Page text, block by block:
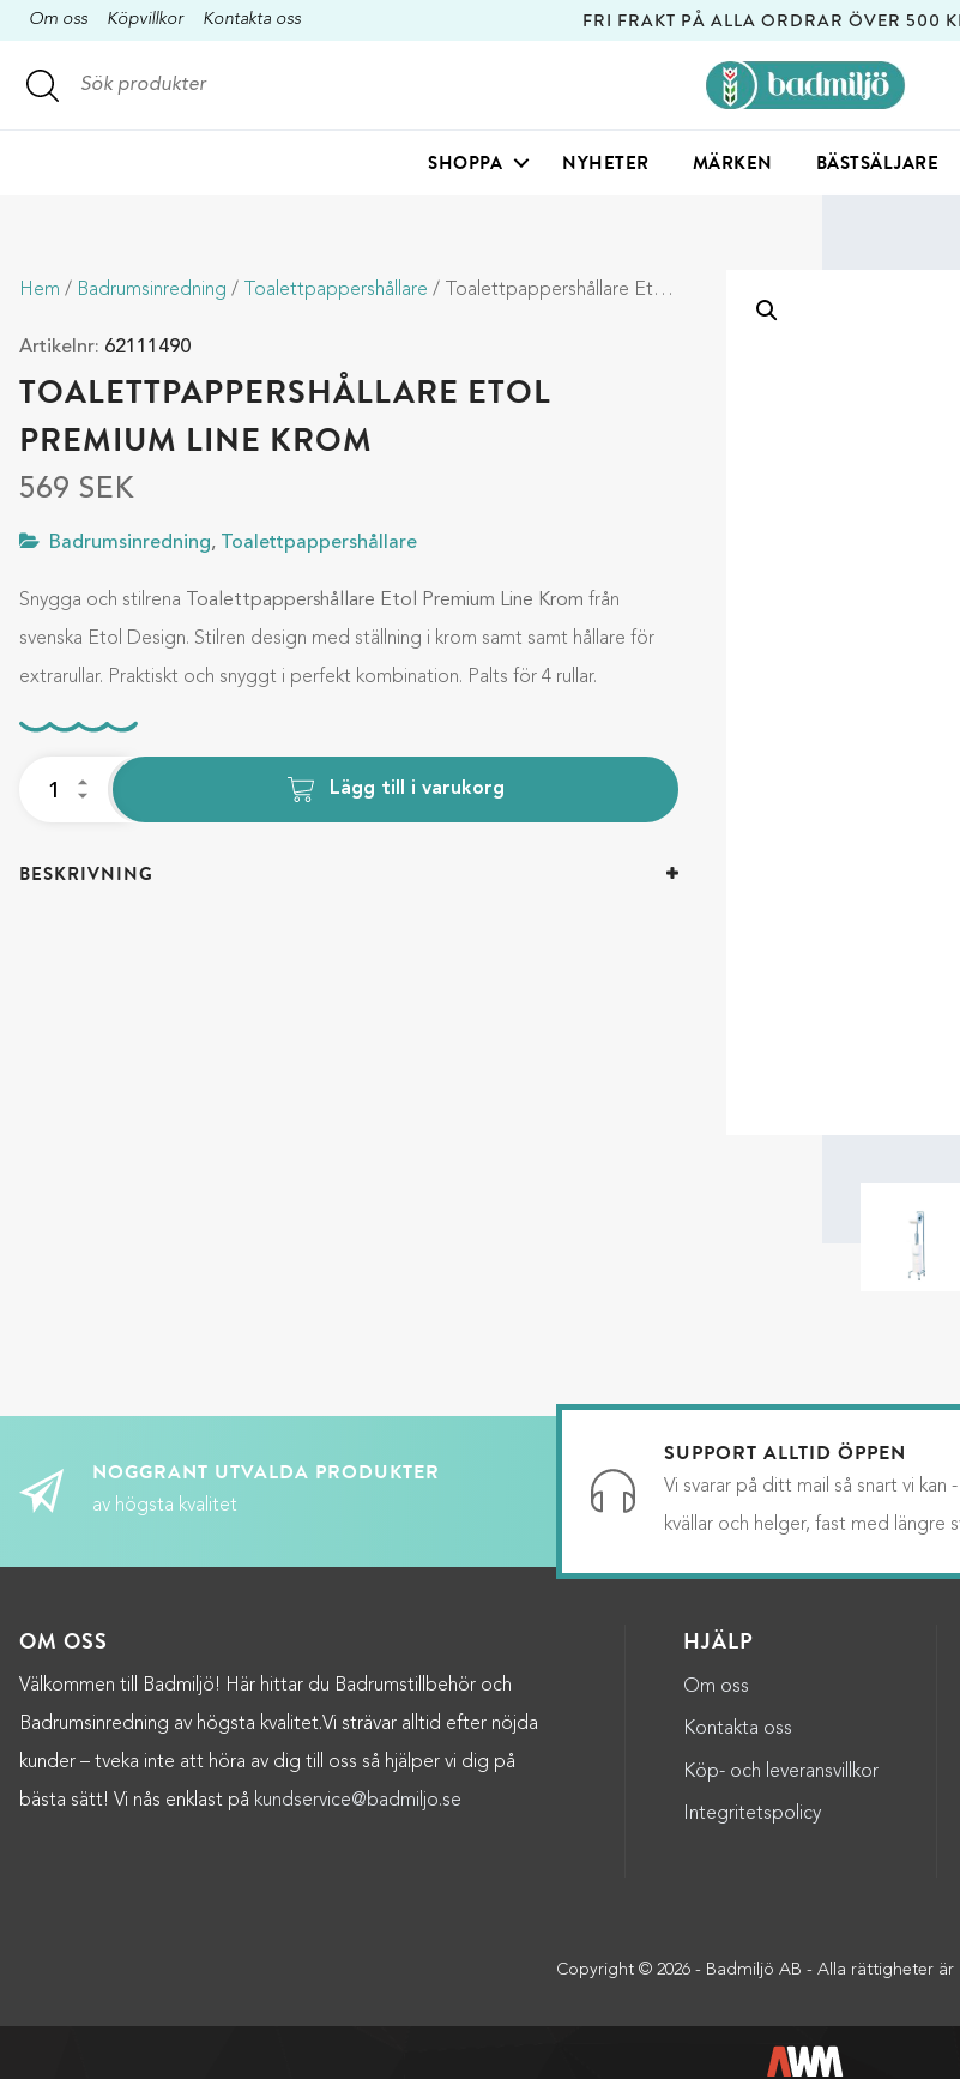
Om oss Köpvillkor Kontakta oss FRI FRAKT PÅ ALLA ORDRAR ÖVER 500
SHOPPA NYHETER MÄRKEN BÄSTSÄLJARE
Hem / Badrumsinredning / Toalettpappershållare / Toalettpappershållare Etol Premium Line Krom
Artikelnr: 62111490
TOALETTPAPPERSHÅLLARE ETOL
PREMIUM LINE KROM
569 SEK
Badrumsinredning, Toalettpappershållare
Snygga och stilrena Toalettpappershållare Etol Premium Line Krom från
svenska Etol Design. Stilren design med ställning i krom samt samt hållare för
extrarullar. Praktiskt och snyggt i perfekt kombination. Palts för 4 rullar.
Lägg till i varukorg
BESKRIVNING
NOGGRANT UTVALDA PRODUKTER
av högsta kvalitet
SUPPORT ALLTID ÖPPEN
Vi svarar på ditt mail så snart vi kan -
kvällar och helger, fast med längre
OM OSS
Välkommen till Badmiljö! Här hittar du Badrumstillbehör och
Badrumsinredning av högsta kvalitet.Vi strävar alltid efter nöjda
kunder – tveka inte att höra av dig till oss så hjälper vi dig på
bästa sätt! Vi nås enklast på kundservice@badmiljo.se
HJÄLP
Om oss
Kontakta oss
Köp- och leveransvillkor
Integritetspolicy
Copyright © 2026 - Badmiljö AB - Alla rättigheter är